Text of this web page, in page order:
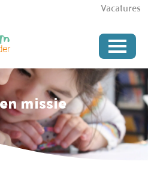
Vacatures
missie